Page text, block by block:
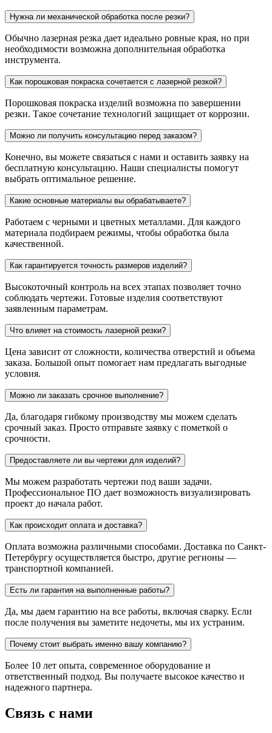
Нужна ли механической обработка после резки?
Обычно лазерная резка дает идеально ровные края, но при
необходимости возможна дополнительная обработка
инструмента.
Как порошковая покраска сочетается с лазерной резкой?
Порошковая покраска изделий возможна по завершении
резки. Такое сочетание технологий защищает от коррозии.
Можно ли получить консультацию перед заказом?
Конечно, вы можете связаться с нами и оставить заявку на
бесплатную консультацию. Наши специалисты помогут
выбрать оптимальное решение.
Какие основные материалы вы обрабатываете?
Работаем с черными и цветных металлами. Для каждого
материала подбираем режимы, чтобы обработка была
качественной.
Как гарантируется точность размеров изделий?
Высокоточный контроль на всех этапах позволяет точно
соблюдать чертежи. Готовые изделия соответствуют
заявленным параметрам.
Что влияет на стоимость лазерной резки?
Цена зависит от сложности, количества отверстий и объема
заказа. Большой опыт помогает нам предлагать выгодные
условия.
Можно ли заказать срочное выполнение?
Да, благодаря гибкому производству мы можем сделать
срочный заказ. Просто отправьте заявку с пометкой о
срочности.
Предоставляете ли вы чертежи для изделий?
Мы можем разработать чертежи под ваши задачи.
Профессиональное ПО дает возможность визуализировать
проект до начала работ.
Как происходит оплата и доставка?
Оплата возможна различными способами. Доставка по Санкт-
Петербургу осуществляется быстро, другие регионы —
транспортной компанией.
Есть ли гарантия на выполненные работы?
Да, мы даем гарантию на все работы, включая сварку. Если
после получения вы заметите недочеты, мы их устраним.
Почему стоит выбрать именно вашу компанию?
Более 10 лет опыта, современное оборудование и
ответственный подход. Вы получаете высокое качество и
надежного партнера.
Связь с нами